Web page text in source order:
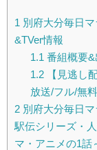
1 別府大分毎日
&TVer情報
1.1 番組概要
1.2【見逃し
放送/フル/無
2 別府大分毎日
駅伝シリーズ・
マ・アニメの1話